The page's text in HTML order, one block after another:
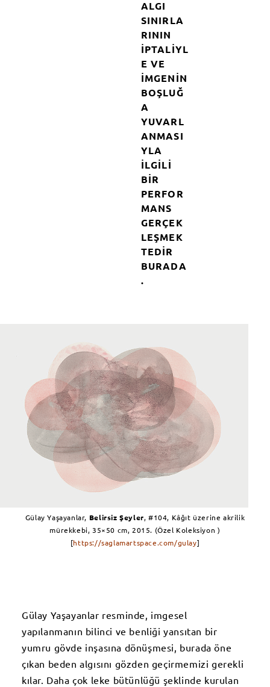
ALGI
SINIRLA
RININ
IPTALIYL
E VE
IMGENIN
BOŞLUĞ
A
YUVARL
ANMASI
YLA
ILGILI
BIR
PERFOR
MANS
GERÇEK
LEŞMEK
TEDIR
BURADA
.
Gülay Yaşayanlar, Belirsiz Şeyler, #104, Kâğıt üzerine akrilik
mürekkebi, 35×50 cm, 2015. (Özel Koleksiyon )
[https://saglamartspace.com/gulay]
Gülay Yaşayanlar resminde, imgesel
yapılanmanın bilinci ve benliği yansıtan bir
yumru gövde inşasına dönüşmesi, burada öne
çıkan beden algısını gözden geçirmemizi gerekli
kılar. Daha çok leke bütünlüğü şeklinde kurulan